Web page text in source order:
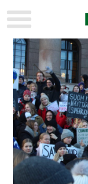
KAUPUNKI
AJANKOHTAISTA
URHEILU
KULTTUURI
HISTORIA
YLEINEN
MAINOSTAJILLE